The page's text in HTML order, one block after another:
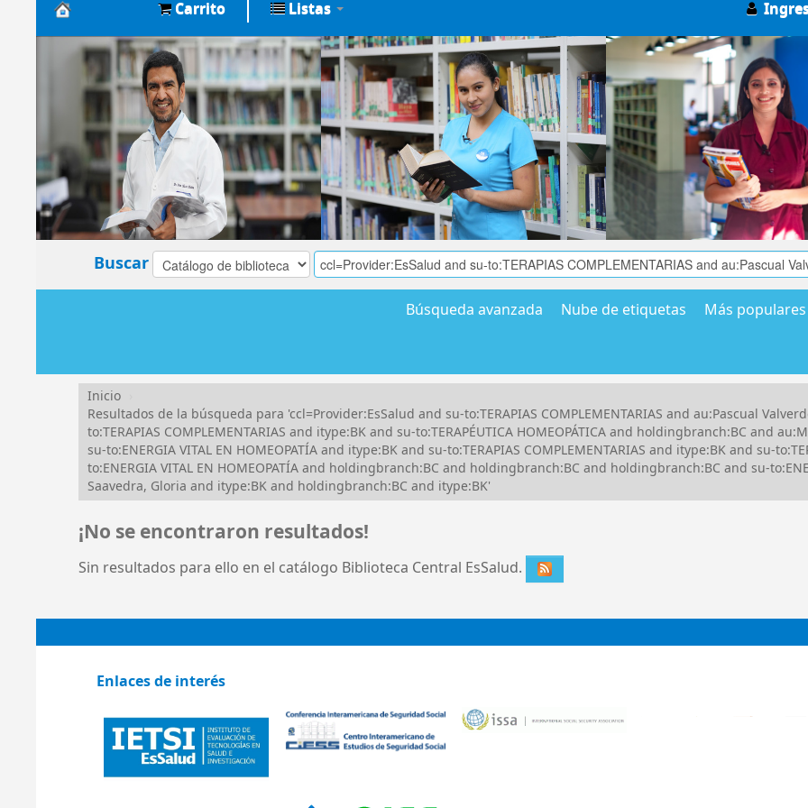
Biblioteca
Central
EsSalud
Carrito Listas
Buscar
Búsqueda avanzada Nube de etiquetas Más populares
Inicio
Resultados de la búsqueda para 'ccl=Provider:EsSalud and su-to:TERAPIAS COMPLEMENTARIAS and au:Pascual
to:TERAPIAS COMPLEMENTARIAS and itype:BK and su-to:TERAPÉUTICA HOMEOPÁTICA and holdingbranch:BC and
su-to:ENERGIA VITAL EN HOMEOPATÍA and itype:BK and su-to:TERAPIAS COMPLEMENTARIAS and itype:BK and su-
to:ENERGIA VITAL EN HOMEOPATÍA and holdingbranch:BC and holdingbranch:BC and holdingbranch:BC and su-
Saavedra, Gloria and itype:BK and holdingbranch:BC and itype:BK'
¡No se encontraron resultados!
Sin resultados para ello en el catálogo Biblioteca Central EsSalud.
Enlaces de interés